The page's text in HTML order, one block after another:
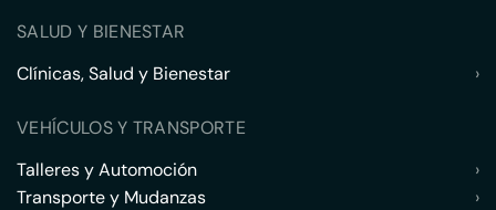
SALUD Y BIENESTAR
Clínicas, Salud y Bienestar
›
VEHÍCULOS Y TRANSPORTE
Talleres y Automoción
›
Transporte y Mudanzas
›